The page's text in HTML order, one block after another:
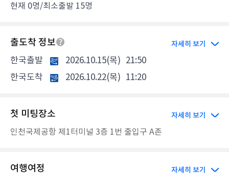
현재 0명/최소출발 15명
출도착 정보 자세히 보기
한국출발 2026.10.15(목) 21:50
한국도착
2026.10.22(목) 11:20
첫 미팅장소 자세히 보기
인천국제공항 제1터미널 3층 1번 출입구 A존
여행여정 자세히 보기